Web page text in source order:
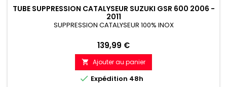
TUBE SUPPRESSION CATALYSEUR SUZUKI GSR 600 2006 -
2011
SUPPRESSION CATALYSEUR 100% INOX
Prix
139,99 €
 Ajouter au panier
 Expédition 48h